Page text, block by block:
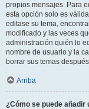
propios mensajes. Para
esta opción solo es
editase su tema,
modificado y las veces
administración quién lo
nombre de usuario y la
borrar sus temas
Arriba
¿Cómo se puede añadir